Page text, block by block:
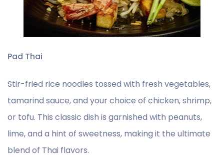
Pad Thai
Stir-fried rice noodles tossed with fresh vegetables,
tamarind sauce, and your choice of chicken, shrimp,
or tofu. This classic dish is garnished with peanuts,
lime, and a hint of sweetness, making it the ultimate
blend of Thai flavors.